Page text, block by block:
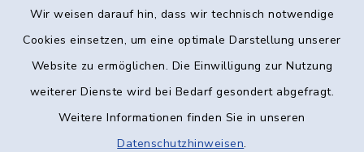
Wir weisen darauf hin, dass wir technisch notwendige
Cookies einsetzen, um eine optimale Darstellung unserer
Website zu ermöglichen. Die Einwilligung zur Nutzung
weiterer Dienste wird bei Bedarf gesondert abgefragt.
Weitere Informationen finden Sie in unseren
Datenschutzhinweisen.
Kontakt
Datenschutz